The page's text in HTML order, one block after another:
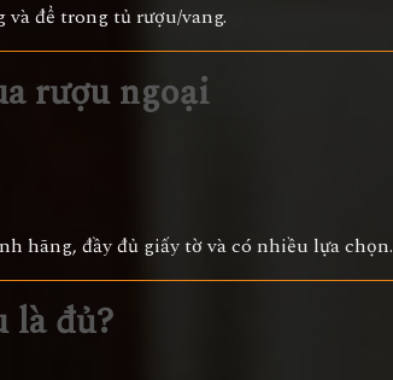
để trong tủ rượu/vang.
rượu ngoại
hãng, đầy đủ giấy tờ và có nhiều lựa chọn.
là đủ?